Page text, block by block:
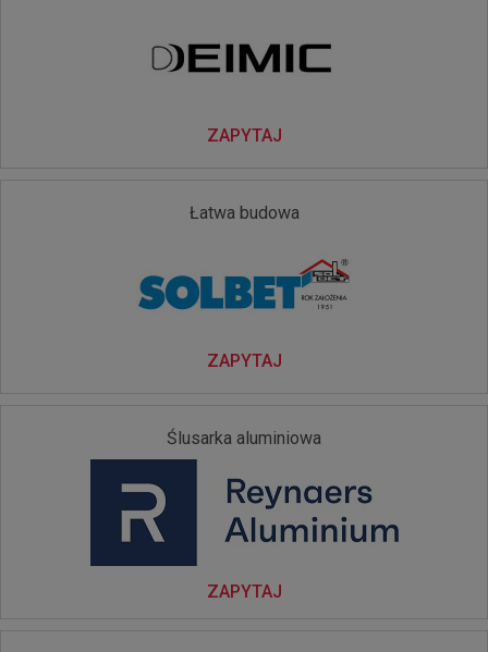
ZAPYTAJ
Łatwa budowa
ZAPYTAJ
Ślusarka aluminiowa
ZAPYTAJ